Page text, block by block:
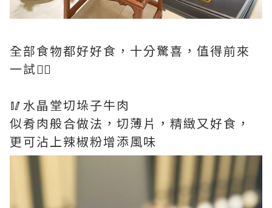
全部食物都好好食，十分驚喜，值得前來
一試👍🏻
🥢水晶堂切垛子牛肉
似肴肉般合做法，切薄片，精緻又好食，
更可沾上辣椒粉增添風味